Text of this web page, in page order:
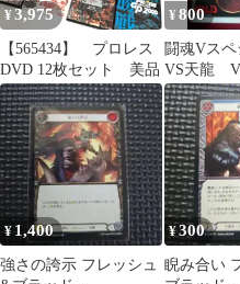
¥3,975
【565434】 プロレス
DVD 12枚セット 美品
¥800
闘魂Vス
VS天龍
激突！格
とめ売り
¥ 1,400
強さの誇示 フレッシュ
¥300
睨み合い